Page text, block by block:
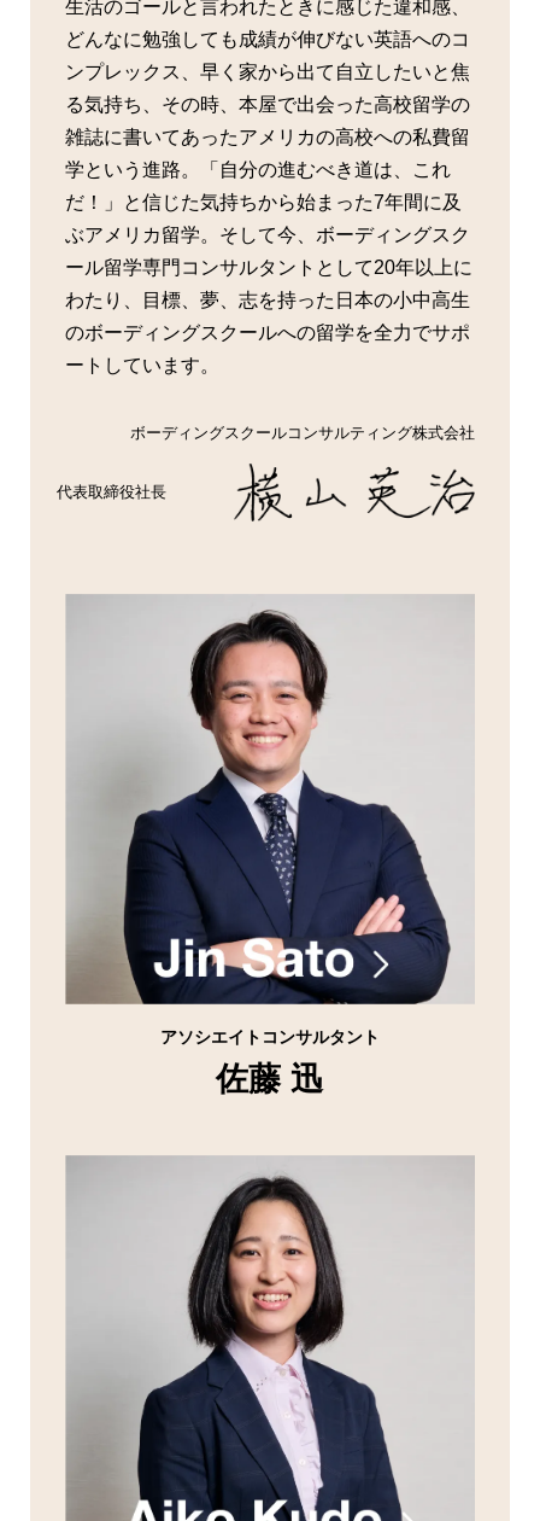
生活のゴールと言われたときに感じた違和感、
どんなに勉強しても成績が伸びない英語へのコ
ンプレックス、早く家から出て自立したいと焦
る気持ち、その時、本屋で出会った高校留学の
雑誌に書いてあったアメリカの高校への私費留
学という進路。「自分の進むべき道は、これ
だ！」と信じた気持ちから始まった7年間に及
ぶアメリカ留学。そして今、ボーディングスク
ール留学専門コンサルタントとして20年以上に
わたり、目標、夢、志を持った日本の小中高生
のボーディングスクールへの留学を全力でサポ
ートしています。
ボーディングスクールコンサルティング株式会社
代表取締役社長
アソシエイトコンサルタント
佐藤 迅